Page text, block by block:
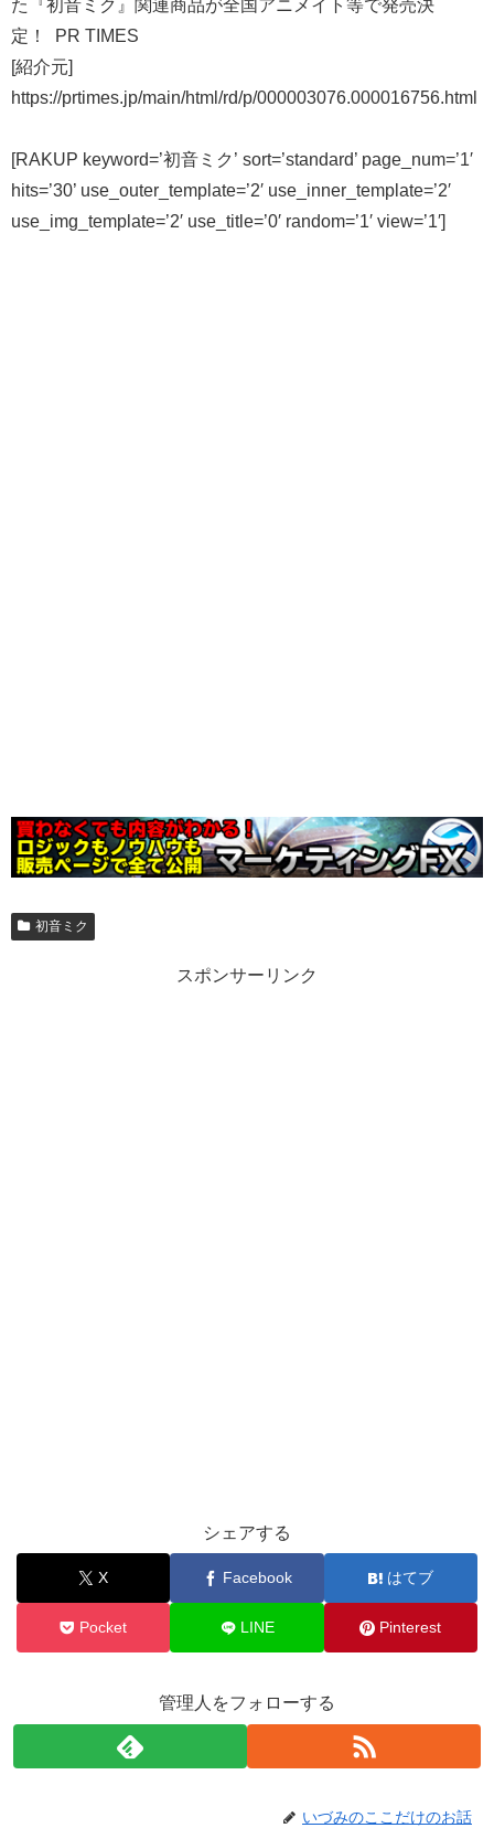
た『初音ミク』関連商品が全国アニメイト等で発売決
定！ PR TIMES
[紹介元]
https://prtimes.jp/main/html/rd/p/000003076.000016756.html
[RAKUP keyword=’初音ミク’ sort=’standard’ page_num=’1′
hits=’30’ use_outer_template=’2′ use_inner_template=’2′
use_img_template=’2′ use_title=’0′ random=’1′ view=’1′]
初音ミク
スポンサーリンク
シェアする
X Facebook はてブ
Pocket LINE Pinterest
管理人をフォローする
いづみのここだけのお話